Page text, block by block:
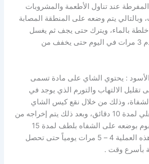
عند تناول الأطعمة والمشروبات
وبالتالي يتم وضعه على المنطقة المصابة
بالماء، ويترك حتى يجف ثم يغسل
بالماء، كما أن تستخدم 3 مرات في اليوم حتى يخفف من
: يحتوي الشاي على مادة تسمى
الالتهاب والتورم الذي يوجد في
وذلك من خلال نقع كيس الشاي
الأسود في الماء المغلي لمدة 10 دقائق، وبعد ذلك يتم إخراجه من
الماء حتى يبرد، ثم نقوم بوضعه على الشفاه بلطف لمدة 15
دقيقة، ويمكن تكرار هذه العملية 4 – 5 مرات يومياً حتى تحصل
بأسرع وقت .